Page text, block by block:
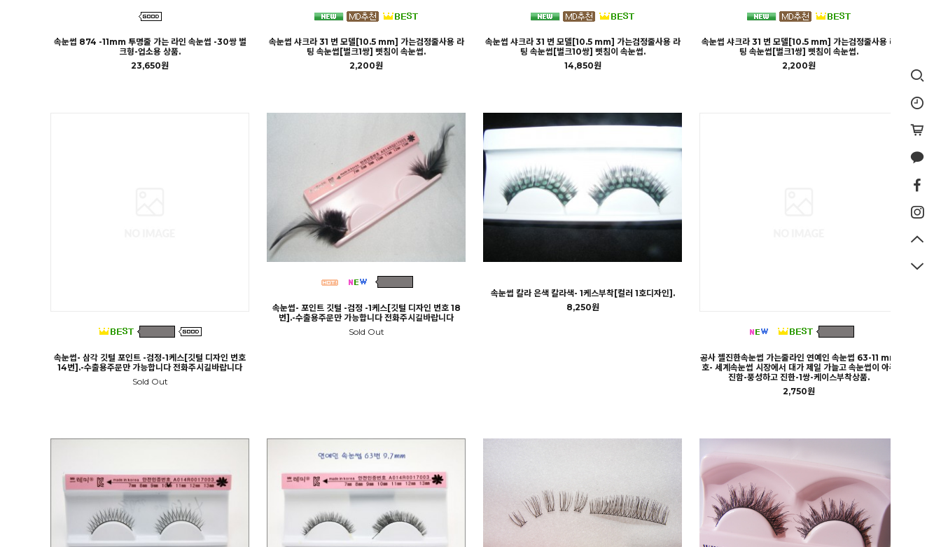
속눈썹 874 -11mm 투명줄 가는 라인 속눈썹 -30쌍 벌
크형-업소용 상품.
23,650원
속눈썹 샤크라 31 번 모델[10.5 mm] 가는검정줄사용 라
팅 속눈썹[벌크1쌍] 삣침이 속눈썹.
2,200원
속눈썹 샤크라 31 번 모델[10.5 mm] 가는검정줄사용 라
팅 속눈썹[벌크10쌍] 삣침이 속눈썹.
14,850원
속눈썹 샤크라 31 번 모델[10.5 mm] 가는검정줄사용 라
팅 속눈썹[벌크1쌍] 삣침이 속눈썹.
2,200원
속눈썹- 삼각 깃털 포인트 -검정-1케스[깃털 디자인 번호
14번].-수출용주문만 가능합니다 전화주시길바랍니다
Sold Out
속눈썹- 포인트 깃털 -검정 -1케스[깃털 디자인 번호 18
번].-수출용주문만 가능합니다 전화주시길바랍니다
Sold Out
속눈썹 칼라 은색 칼라색- 1케스부착[컬러 1호디자인].
8,250원
공사 젤진한속눈썹 가는줄라인 연예인 속눈썹 63-11 mm
호- 세계속눈썹 시장에서 대가 제일 가늘고 속눈썹이 아주
진함-풍성하고 진한-1쌍-케이스부착상품.
2,750원